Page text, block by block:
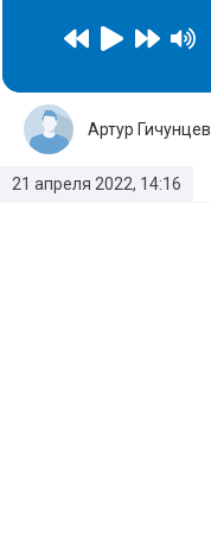
21 апреля 2022, 14:16
Артур Гичунцев